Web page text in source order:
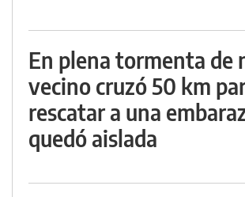
En plena tormenta de
vecino cruzó 50 km
rescatar a una
quedó aislada